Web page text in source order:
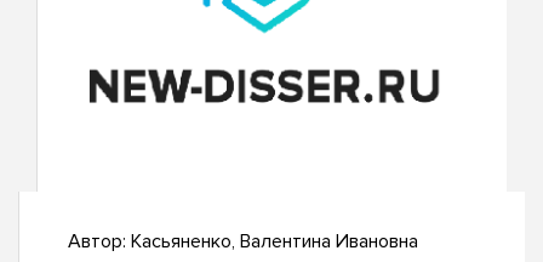
Автор: Касьяненко, Валентина Ивановна